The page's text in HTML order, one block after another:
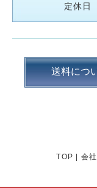
定休日
送料につ
TOP 会